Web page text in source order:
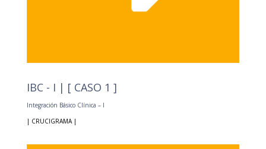
IBC - I | [ CASO 1 ]
Integración Básico Clínica – I
| CRUCIGRAMA |